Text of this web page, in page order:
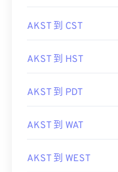
AKST 到 CST
AKST 到 HST
AKST 到 PDT
AKST 到 WAT
AKST 到 WEST